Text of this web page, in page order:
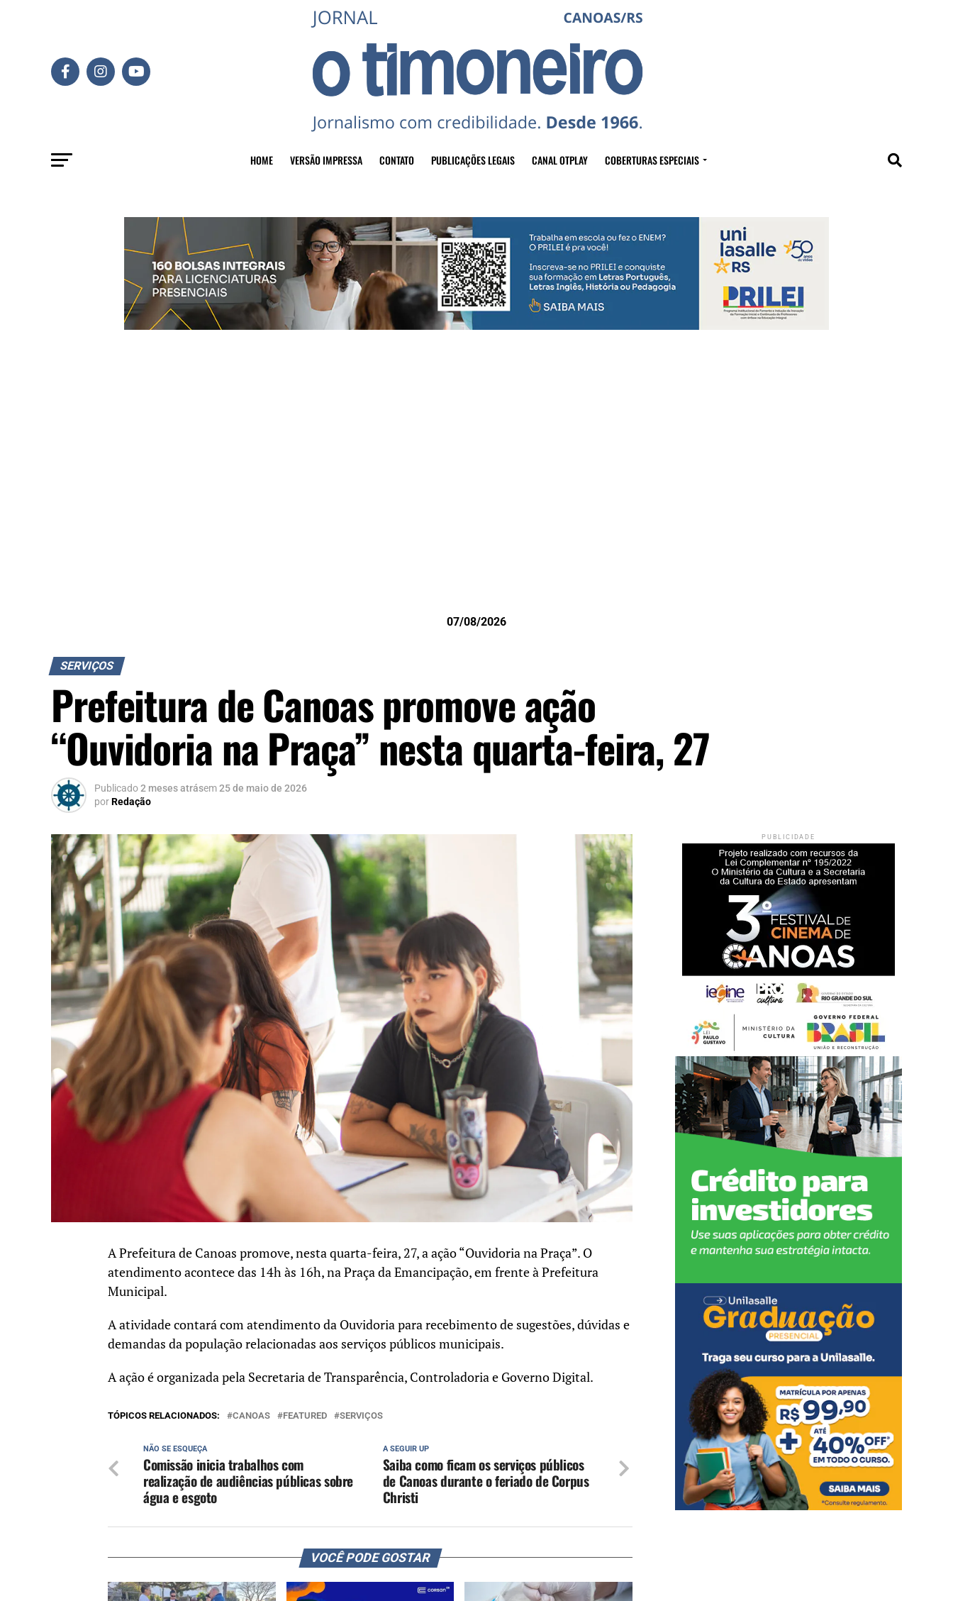
HOME VERSÃO IMPRESSA CONTATO PUBLICAÇÕES LEGAIS CANAL OTPLAY COBERTURAS ESPECIAIS
07/08/2026
SERVIÇOS
Prefeitura de Canoas promove ação
“Ouvidoria na Praça” nesta quarta-feira, 27
Publicado2 meses atrásem25 de maio de 2026
porRedação
A Prefeitura de Canoas promove, nesta quarta-feira, 27, a ação “Ouvidoria na Praça”. O
atendimento acontece das 14h às 16h, na Praça da Emancipação, em frente à Prefeitura
Municipal.
A atividade contará com atendimento da Ouvidoria para recebimento de sugestões, dúvidas e
demandas da população relacionadas aos serviços públicos municipais.
A ação é organizada pela Secretaria de Transparência, Controladoria e Governo Digital.
TÓPICOS RELACIONADOS: CANOAS FEATURED SERVIÇOS
A SEGUIR UP
Saiba como ficam os serviços públicos
de Canoas durante o feriado de Corpus
Christi
NÃO SE ESQUEÇA
Comissão inicia trabalhos com
realização de audiências públicas sobre
água e esgoto
VOCÊ PODE GOSTAR
PUBLICIDADE